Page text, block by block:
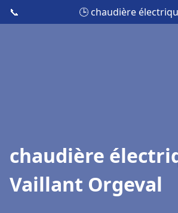
📞 🕒 chaudière
chaudière
Vaillant Orgeval